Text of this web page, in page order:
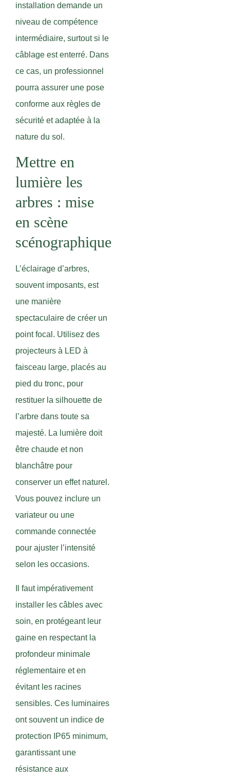
installation demande un
niveau de compétence
intermédiaire, surtout si le
câblage est enterré. Dans
ce cas, un professionnel
pourra assurer une pose
conforme aux règles de
sécurité et adaptée à la
nature du sol.
Mettre en
lumière les
arbres : mise
en scène
scénographique
L’éclairage d’arbres,
souvent imposants, est
une manière
spectaculaire de créer un
point focal. Utilisez des
projecteurs à LED à
faisceau large, placés au
pied du tronc, pour
restituer la silhouette de
l’arbre dans toute sa
majesté. La lumière doit
être chaude et non
blanchâtre pour
conserver un effet naturel.
Vous pouvez inclure un
variateur ou une
commande connectée
pour ajuster l’intensité
selon les occasions.
Il faut impérativement
installer les câbles avec
soin, en protégeant leur
gaine en respectant la
profondeur minimale
réglementaire et en
évitant les racines
sensibles. Ces luminaires
ont souvent un indice de
protection IP65 minimum,
garantissant une
résistance aux